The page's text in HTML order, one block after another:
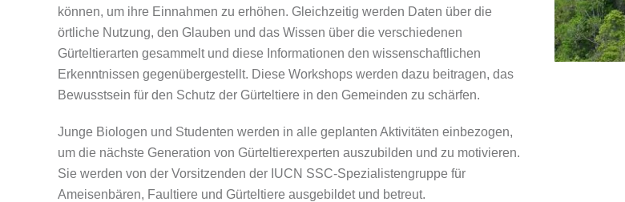
können, um ihre Einnahmen zu erhöhen. Gleichzeitig werden Daten über die
örtliche Nutzung, den Glauben und das Wissen über die verschiedenen
Gürteltierarten gesammelt und diese Informationen den wissenschaftlichen
Erkenntnissen gegenübergestellt. Diese Workshops werden dazu beitragen, das
Bewusstsein für den Schutz der Gürteltiere in den Gemeinden zu schärfen.
Junge Biologen und Studenten werden in alle geplanten Aktivitäten einbezogen,
um die nächste Generation von Gürteltierexperten auszubilden und zu motivieren.
Sie werden von der Vorsitzenden der IUCN SSC-Spezialistengruppe für
Ameisenbären, Faultiere und Gürteltiere ausgebildet und betreut.